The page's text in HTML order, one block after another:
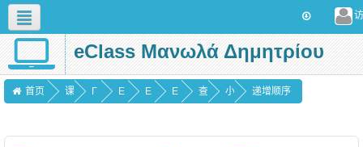
简体中文 (zh_cn)eClass Μανωλά Δημητρίου
首页
课
Γ
Ν
Ε
ω
Ε
Ω
Ε
Ω
查
所
小
递增顺序